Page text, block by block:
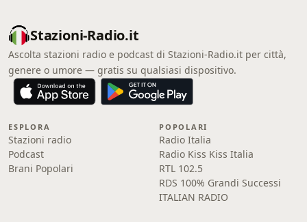
Stazioni-Radio.it
Ascolta stazioni radio e podcast di Stazioni-Radio.it per città,
genere o umore — gratis su qualsiasi dispositivo.
ESPLORA
Stazioni radio
Podcast
Brani Popolari
POPOLARI
Radio Italia
Radio Kiss Kiss Italia
RTL 102.5
RDS 100% Grandi Successi
ITALIAN RADIO